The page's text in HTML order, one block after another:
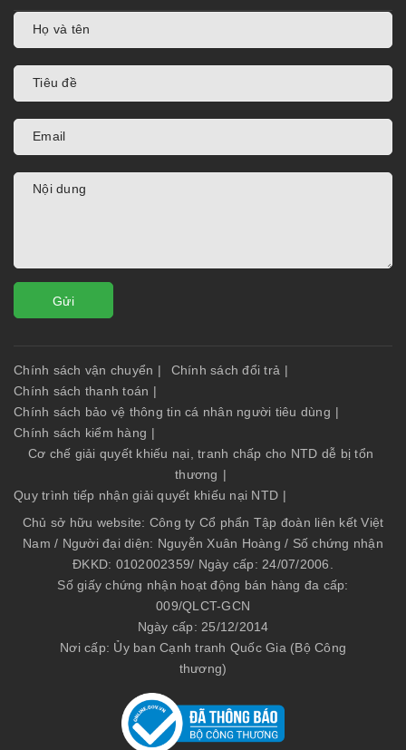
Gửi
Chính sách vận chuyển | Chính sách đổi trả |
Chính sách thanh toán |
Chính sách bảo vệ thông tin cá nhân người tiêu dùng |
Chính sách kiểm hàng |
Cơ chế giải quyết khiếu nại, tranh chấp cho NTD dễ bị tổn
thương |
Quy trình tiếp nhận giải quyết khiếu nại NTD |
Chủ sở hữu website: Công ty Cổ phẩn Tập đoàn liên kết Việt
Nam / Người đại diện: Nguyễn Xuân Hoàng / Số chứng nhận
ĐKKD: 0102002359/ Ngày cấp: 24/07/2006.
Số giấy chứng nhận hoạt động bán hàng đa cấp:
009/QLCT-GCN
Ngày cấp: 25/12/2014
Nơi cấp: Ủy ban Cạnh tranh Quốc Gia (Bộ Công
thương)